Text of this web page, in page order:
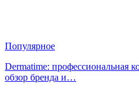
Популярное
Dermatime: профессиональная
обзор бренда и…